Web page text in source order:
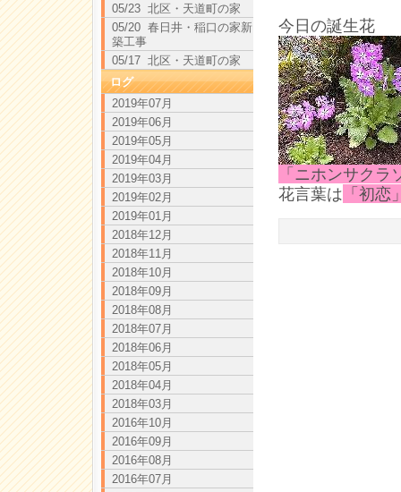
今日の誕生花
「ニホンサクラ
花言葉は 「初恋
05/23 北区・天道町の家
05/20 春日井・稲口の家新
築工事
05/17 北区・天道町の家
ログ
2019年07月
2019年06月
2019年05月
2019年04月
2019年03月
2019年02月
2019年01月
2018年12月
2018年11月
2018年10月
2018年09月
2018年08月
2018年07月
2018年06月
2018年05月
2018年04月
2018年03月
2016年10月
2016年09月
2016年08月
2016年07月